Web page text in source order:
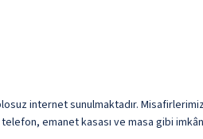
internet sunulmaktadır.
emanet kasası ve masa gibi